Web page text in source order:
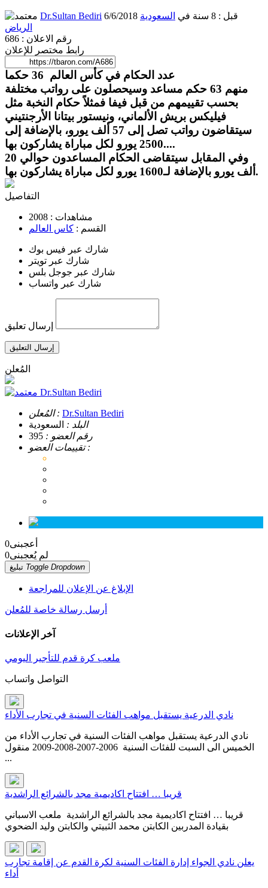
Dr.Sultan Bediri 6/6/2018 قبل : 8 سنة في السعودية
الرياض
رقم الاعلان : 686
رابط مختصر للإعلان
‏عدد الحكام في كأس العالم 36 حكما
منهم 63 حكم مساعد وسيحصلون على رواتب مختلفة
بحسب تقييمهم من قبل فيفا فمثلاً حكام النخبة مثل
فيليكس بريش الألماني، ونيستور بيتانا الأرجنتيني
سيتقاضون رواتب تصل إلى 57 ألف يورو، بالإضافة إلى
2500 يورو لكل مباراة يشاركون بها....
‏وفي المقابل سيتقاضى الحكام المساعدون حوالي 20
ألف يورو بالإضافة لـ1600 يورو لكل مباراة يشاركون بها.
التفاصيل
مشاهدات : 2008
القسم : كاس العالم
شارك عبر فيس بوك
شارك عبر تويتر
شارك عبر جوجل بلس
شارك عبر واتساب
إرسال تعليق
إرسال التعليق
المُعلن
Dr.Sultan Bediri
المُعلن : Dr.Sultan Bediri
البلد : السعودية
رقم العضو : 395
تقييمات العضو :
أعجبنى0
لم يُعجبنى0
Toggle Dropdown
الإبلاغ عن الإعلان للمراجعة
أرسل رسالة خاصة للمُعلن
آخر الإعلانات
ملعب كرة قدم للتأجير اليومي
نادي الدرعية يستقبل مواهب الفئات السنية في تجارب الأداء
نادي الدرعية يستقبل مواهب الفئات السنية في تجارب الأداء من
الخميس الى السبت للفئات السنية 2006-2007-2008-2009 منقول
...
قريبا … افتتاح اكاديمية مجد بالشرائع الراشدية
قريبا … افتتاح اكاديمية مجد بالشرائع الراشدية ملعب الاسباني
يعلن نادي الجواء إدارة الفئات السنية لكرة القدم عن إقامة تجارب
أداء